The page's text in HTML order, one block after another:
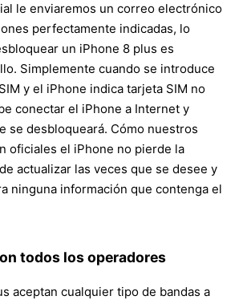
le enviaremos un correo electrónico
perfectamente indicadas, lo
un iPhone 8 plus es
Simplemente cuando se introduce
y el iPhone indica tarjeta SIM no
conectar el iPhone a Internet y
se desbloqueará. Cómo nuestros
oficiales el iPhone no pierde la
actualizar las veces que se desee y
ninguna información que contenga el
todos los operadores
aceptan cualquier tipo de bandas a